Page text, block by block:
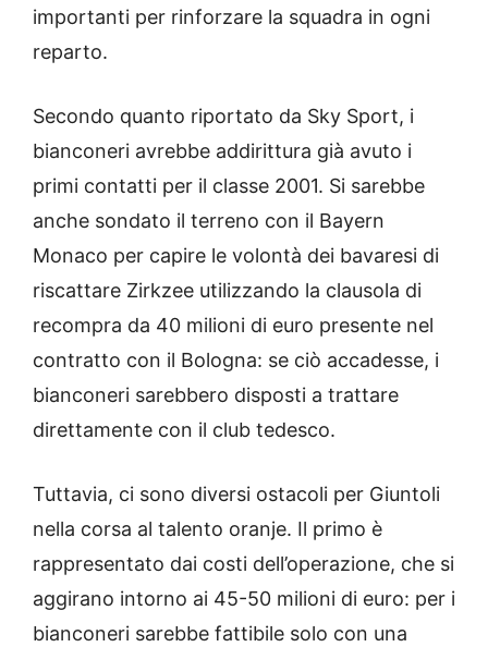
importanti per rinforzare la squadra in ogni
reparto.
Secondo quanto riportato da Sky Sport, i
bianconeri avrebbe addirittura già avuto i
primi contatti per il classe 2001. Si sarebbe
anche sondato il terreno con il Bayern
Monaco per capire le volontà dei bavaresi di
riscattare Zirkzee utilizzando la clausola di
recompra da 40 milioni di euro presente nel
contratto con il Bologna: se ciò accadesse, i
bianconeri sarebbero disposti a trattare
direttamente con il club tedesco.
Tuttavia, ci sono diversi ostacoli per Giuntoli
nella corsa al talento oranje. Il primo è
rappresentato dai costi dell’operazione, che si
aggirano intorno ai 45-50 milioni di euro: per i
bianconeri sarebbe fattibile solo con una